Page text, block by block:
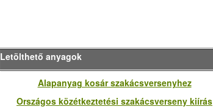
Letölthető anyagok
Alapanyag kosár szakácsversenyhez
Országos közétkeztetési szakácsverseny kiírás